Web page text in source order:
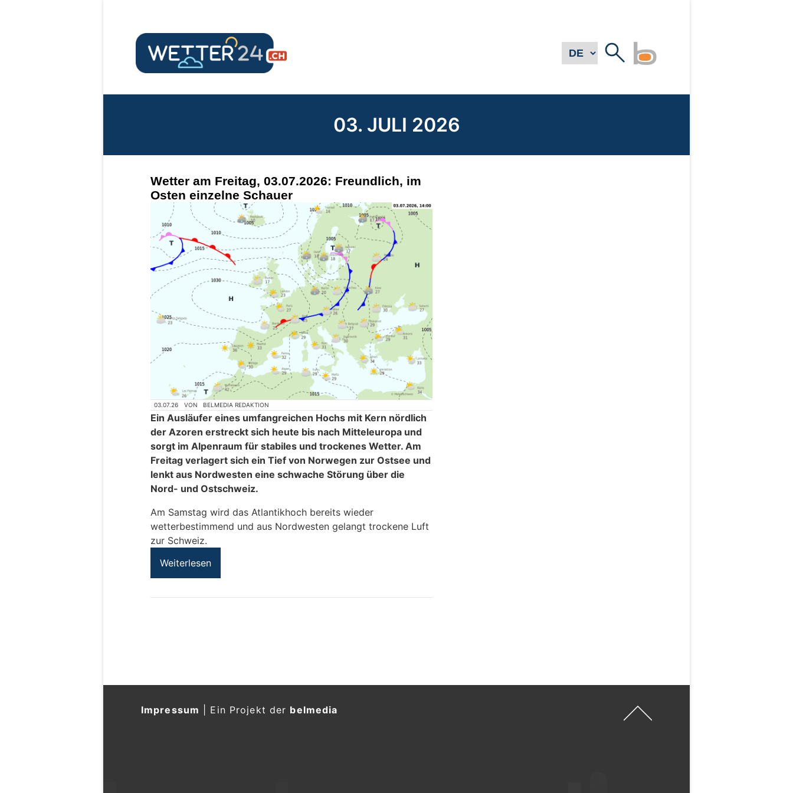
03. JULI 2026
Wetter am Freitag, 03.07.2026: Freundlich, im
Osten einzelne Schauer
03.07.26 VON BELMEDIA REDAKTION
Ein Ausläufer eines umfangreichen Hochs mit Kern nördlich
der Azoren erstreckt sich heute bis nach Mitteleuropa und
sorgt im Alpenraum für stabiles und trockenes Wetter. Am
Freitag verlagert sich ein Tief von Norwegen zur Ostsee und
lenkt aus Nordwesten eine schwache Störung über die
Nord- und Ostschweiz.
Am Samstag wird das Atlantikhoch bereits wieder
wetterbestimmend und aus Nordwesten gelangt trockene Luft
zur Schweiz.
Weiterlesen
Impressum Ein Projekt der belmedia